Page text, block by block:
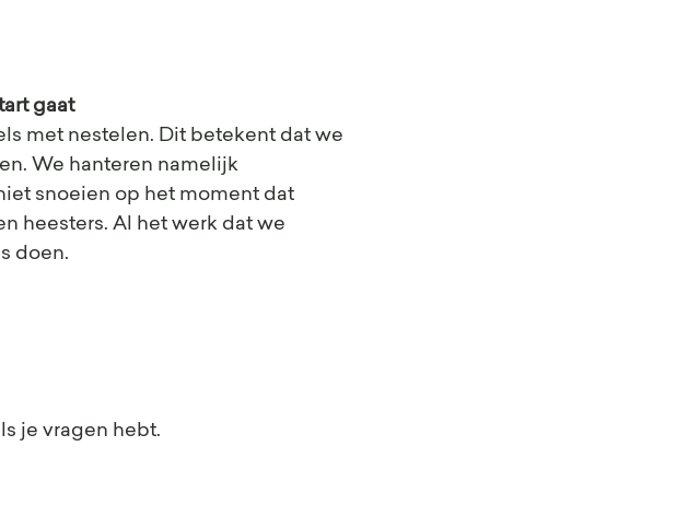
gaat
met nestelen. Dit betekent dat we
We hanteren namelijk
snoeien op het moment dat
heesters. Al het werk dat we
doen.
je vragen hebt.